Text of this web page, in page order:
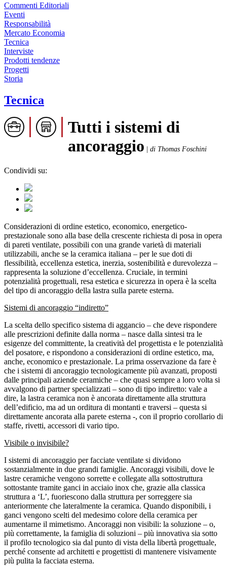
Commenti Editoriali
Eventi
Responsabilità
Mercato Economia
Tecnica
Interviste
Prodotti tendenze
Progetti
Storia
Tecnica
Tutti i sistemi di
ancoraggio
di Thomas Foschini
Condividi su:
Considerazioni di ordine estetico, economico, energetico-
prestazionale sono alla base della crescente richiesta di posa in opera
di pareti ventilate, possibili con una grande varietà di materiali
utilizzabili, anche se la ceramica italiana – per le sue doti di
flessibilità, eccellenza estetica, inerzia, sostenibilità e durevolezza –
rappresenta la soluzione d’eccellenza. Cruciale, in termini
potenzialità progettuali, resa estetica e sicurezza in opera è la scelta
del tipo di ancoraggio della lastra sulla parete esterna.
Sistemi di ancoraggio “indiretto”
La scelta dello specifico sistema di aggancio – che deve rispondere
alle prescrizioni definite dalla norma – nasce dalla sintesi tra le
esigenze del committente, la creatività del progettista e le potenzialità
del posatore, e rispondono a considerazioni di ordine estetico, ma,
anche, economico e prestazionale. La prima osservazione da fare è
che i sistemi di ancoraggio tecnologicamente più avanzati, proposti
dalle principali aziende ceramiche – che quasi sempre a loro volta si
avvalgono di partner specializzati – sono di tipo indiretto: vale a
dire, la lastra ceramica non è ancorata direttamente alla struttura
dell’edificio, ma ad un orditura di montanti e traversi – questa si
direttamente ancorata alla parete esterna -, con il proprio corollario di
staffe, rivetti, accessori di vario tipo.
Visibile o invisibile?
I sistemi di ancoraggio per facciate ventilate si dividono
sostanzialmente in due grandi famiglie. Ancoraggi visibili, dove le
lastre ceramiche vengono sorrette e collegate alla sottostruttura
sottostante tramite ganci in acciaio inox che, grazie alla classica
struttura a ‘L’, fuoriescono dalla struttura per sorreggere sia
anteriormente che lateralmente la ceramica. Quando disponibili, i
ganci vengono scelti del medesimo colore della ceramica per
aumentarne il mimetismo. Ancoraggi non visibili: la soluzione – o,
più correttamente, la famiglia di soluzioni – più innovativa sia sotto
il profilo tecnologico sia dal punto di vista della libertà progettuale,
perché consente ad architetti e progettisti di mantenere visivamente
più pulita la facciata esterna.